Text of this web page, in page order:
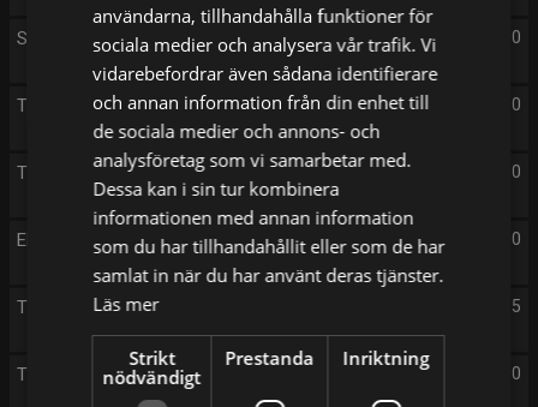
20:00
Sveriges mästerkock VIP
21:00
Tills döden skiljer oss
22:00
TV4 Nyheterna och Sporten
22:40
Ekonominyheterna
22:55
TV4 Vädret
23:00
The Rookie
användarna, tillhandahålla funktioner för
sociala medier och analysera vår trafik. Vi
vidarebefordrar även sådana identifierare
och annan information från din enhet till
de sociala medier och annons- och
analysföretag som vi samarbetar med.
Dessa kan i sin tur kombinera
informationen med annan information
som du har tillhandahållit eller som de har
samlat in när du har använt deras tjänster.
Läs mer
Strikt
nödvändigt
Prestanda Inriktning